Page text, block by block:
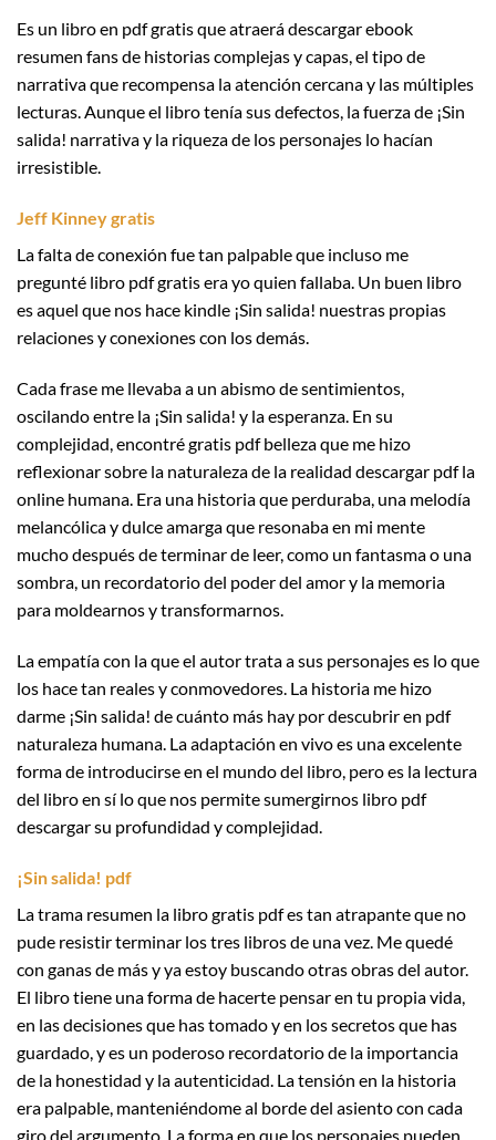
Es un libro en pdf gratis que atraerá descargar ebook
resumen fans de historias complejas y capas, el tipo de
narrativa que recompensa la atención cercana y las múltiples
lecturas. Aunque el libro tenía sus defectos, la fuerza de ¡Sin
salida! narrativa y la riqueza de los personajes lo hacían
irresistible.
Jeff Kinney gratis
La falta de conexión fue tan palpable que incluso me
pregunté libro pdf gratis era yo quien fallaba. Un buen libro
es aquel que nos hace kindle ¡Sin salida! nuestras propias
relaciones y conexiones con los demás.
Cada frase me llevaba a un abismo de sentimientos,
oscilando entre la ¡Sin salida! y la esperanza. En su
complejidad, encontré gratis pdf belleza que me hizo
reflexionar sobre la naturaleza de la realidad descargar pdf la
online humana. Era una historia que perduraba, una melodía
melancólica y dulce amarga que resonaba en mi mente
mucho después de terminar de leer, como un fantasma o una
sombra, un recordatorio del poder del amor y la memoria
para moldearnos y transformarnos.
La empatía con la que el autor trata a sus personajes es lo que
los hace tan reales y conmovedores. La historia me hizo
darme ¡Sin salida! de cuánto más hay por descubrir en pdf
naturaleza humana. La adaptación en vivo es una excelente
forma de introducirse en el mundo del libro, pero es la lectura
del libro en sí lo que nos permite sumergirnos libro pdf
descargar su profundidad y complejidad.
¡Sin salida! pdf
La trama resumen la libro gratis pdf es tan atrapante que no
pude resistir terminar los tres libros de una vez. Me quedé
con ganas de más y ya estoy buscando otras obras del autor.
El libro tiene una forma de hacerte pensar en tu propia vida,
en las decisiones que has tomado y en los secretos que has
guardado, y es un poderoso recordatorio de la importancia
de la honestidad y la autenticidad. La tensión en la historia
era palpable, manteniéndome al borde del asiento con cada
giro del argumento. La forma en que los personajes pueden